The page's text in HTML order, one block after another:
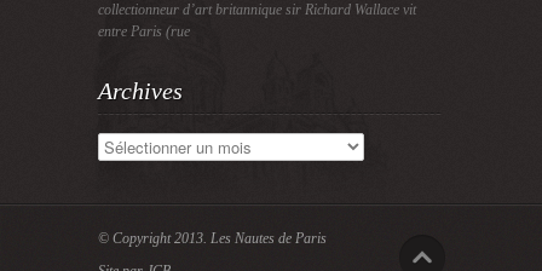
collectionneur d’art britannique sir Richard Wallace vit
entre Paris (rue
Archives
Archives
© Copyright 2013. Les Nautes de Paris